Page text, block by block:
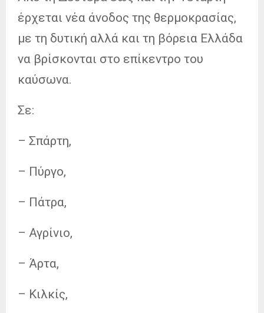
έρχεται νέα άνοδος της θερμοκρασίας,
με τη δυτική αλλά και τη βόρεια Ελλάδα
να βρίσκονται στο επίκεντρο του
καύσωνα.
Σε:
– Σπάρτη,
– Πύργο,
– Πάτρα,
– Αγρίνιο,
– Άρτα,
– Κιλκίς,